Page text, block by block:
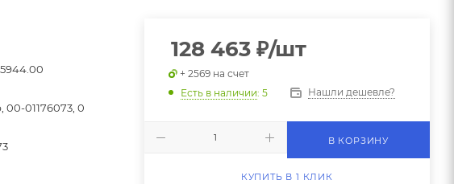
00-01176073, 0
128 463₽/шт
+ 2569 на счет
Есть в наличии: 5 Нашли дешевле?
В КОРЗИНУ
КУПИТЬ В 1 КЛИК